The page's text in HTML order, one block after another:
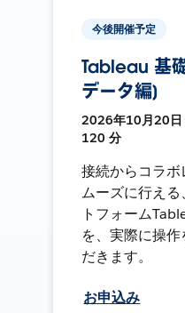
今後開催予定
Tableau 基
データ編]
2026年10月20日
120 分
接続からコラ
ムーズに行え
トフォーム
を、実際に操
だきます。
お申込み